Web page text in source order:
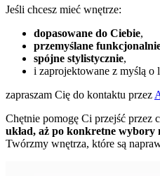
Jeśli chcesz mieć wnętrze:
dopasowane do Ciebie,
przemyślane
spójne stylistycznie,
i zaprojektowane z myślą o
zapraszam Cię do kontaktu przez
Chętnie pomogę Ci przejść przez
układ, aż po konkretne wybory
Twórzmy wnętrza, które są